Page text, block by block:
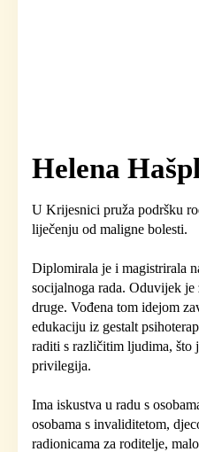
Helena
U Krijesnici pruža podršku
liječenju od maligne bolesti.
Diplomirala je i magistrirala
socijalnoga rada. Oduvijek je
druge. Vođena tom idejom
edukaciju iz gestalt
raditi s različitim ljudima, što
privilegija.
Ima iskustva u radu s
osobama s invaliditetom,
radionicama za roditelje,